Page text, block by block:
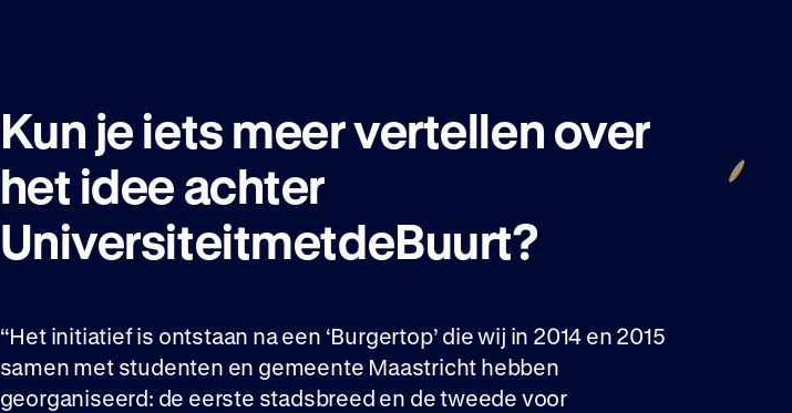
Kun je iets meer vertellen over
het idee achter
UniversiteitmetdeBuurt?
“Het initiatief is ontstaan na een ‘Burgertop’ die wij in 2014 en 2015
samen met studenten en gemeente Maastricht hebben
georganiseerd: de eerste stadsbreed en de tweede voor